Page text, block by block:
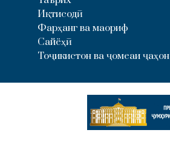
Иқтисодӣ
Фарҳанг ва маориф
Сайёҳӣ
Тоҷикистон ва ҷомеаи ҷаҳон